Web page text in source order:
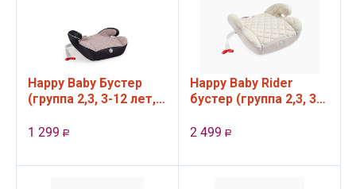
Happy Baby Бустер
(группа 2,3, 3-12 лет,
1 299 Р
Happy Baby Rider
бустер (группа 2,3, 3-
Warm grey
2 499 Р